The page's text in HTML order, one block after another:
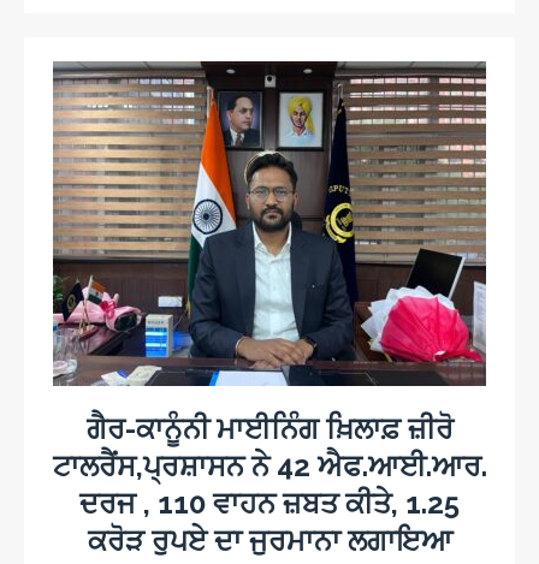
ਗੈਰ-ਕਾਨੂੰਨੀ ਮਾਈਨਿੰਗ ਖ਼ਿਲਾਫ਼ ਜ਼ੀਰੋ
ਟਾਲਰੈਂਸ,ਪ੍ਰਸ਼ਾਸਨ ਨੇ 42 ਐਫ.ਆਈ.ਆਰ.
ਦਰਜ , 110 ਵਾਹਨ ਜ਼ਬਤ ਕੀਤੇ, 1.25
ਕਰੋੜ ਰੁਪਏ ਦਾ ਜੁਰਮਾਨਾ ਲਗਾਇਆ